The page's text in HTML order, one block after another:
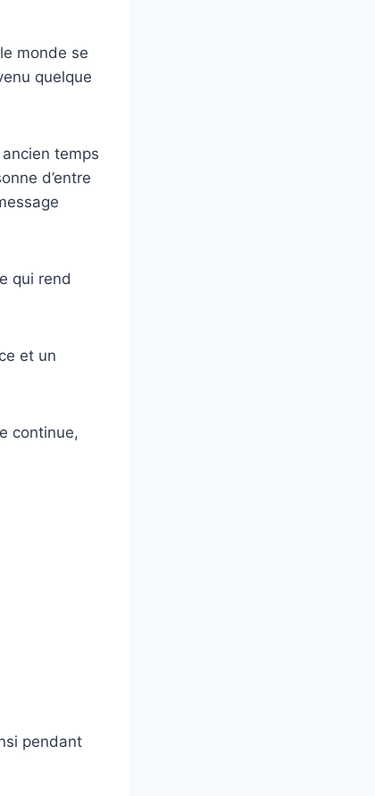
monde se
quelque
temps
d’entre
qui rend
et un
continue,
pendant